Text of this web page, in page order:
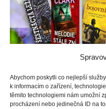
Abychom poskytli co nejlepší
k informacím o zařízení,
těmito technologiemi nám umožní
procházení nebo jedinečná ID na
Copyright © Weiron